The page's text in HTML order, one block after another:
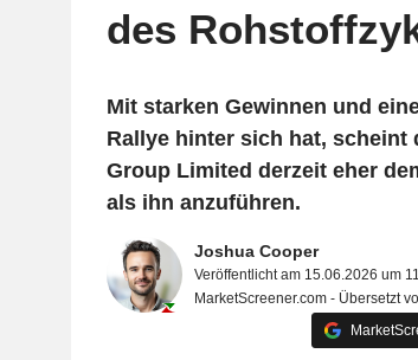
des
Mit starken Gewinnen und
Rallye hinter sich hat, scheint
Group Limited derzeit eher
als ihn anzuführen.
Joshua Cooper
Veröffentlicht am 15.06.2026 um
MarketScreener.com - Übersetzt